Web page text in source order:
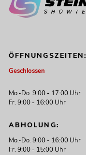
ÖFFNUNGSZEITEN:
Geschlossen
Mo.-Do. 9:00 - 17:00 Uhr
Fr. 9:00 - 16:00 Uhr
ABHOLUNG:
Mo.-Do. 9:00 - 16:00 Uhr
Fr. 9:00 - 15:00 Uhr